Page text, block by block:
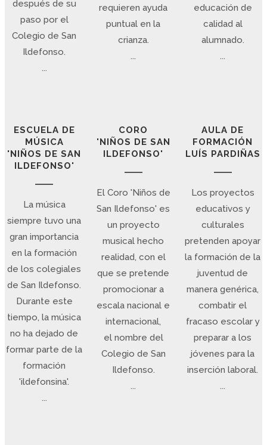
que ya sonaba por su entonación y,tras mostrarla
se la acerca a los labios y la besa cariñosamente (...)".
después de su
paso por el
Colegio de San
Ildefonso.
...
requieren ayuda
puntual en la
crianza.
...
educación de
calidad al
alumnado.
...
ESCUELA DE
MÚSICA
'NIÑOS DE SAN
ILDEFONSO'
La música
siempre tuvo una
gran importancia
en la formación
de los colegiales
de San Ildefonso.
Durante este
tiempo, la música
no ha dejado de
formar parte de la
formación
'ildefonsina'.
...
CORO
'NIÑOS DE SAN
ILDEFONSO'
El Coro 'Niños de
San Ildefonso' es
un proyecto
musical hecho
realidad, con el
que se pretende
promocionar a
escala nacional e
internacional,
el nombre del
Colegio de San
Ildefonso.
...
AULA DE
FORMACIÓN
LUÍS PARDIÑAS
Los proyectos
educativos y
culturales
pretenden apoyar
la formación de la
juventud de
manera genérica,
combatir el
fracaso escolar y
preparar a los
jóvenes para la
inserción laboral.
...